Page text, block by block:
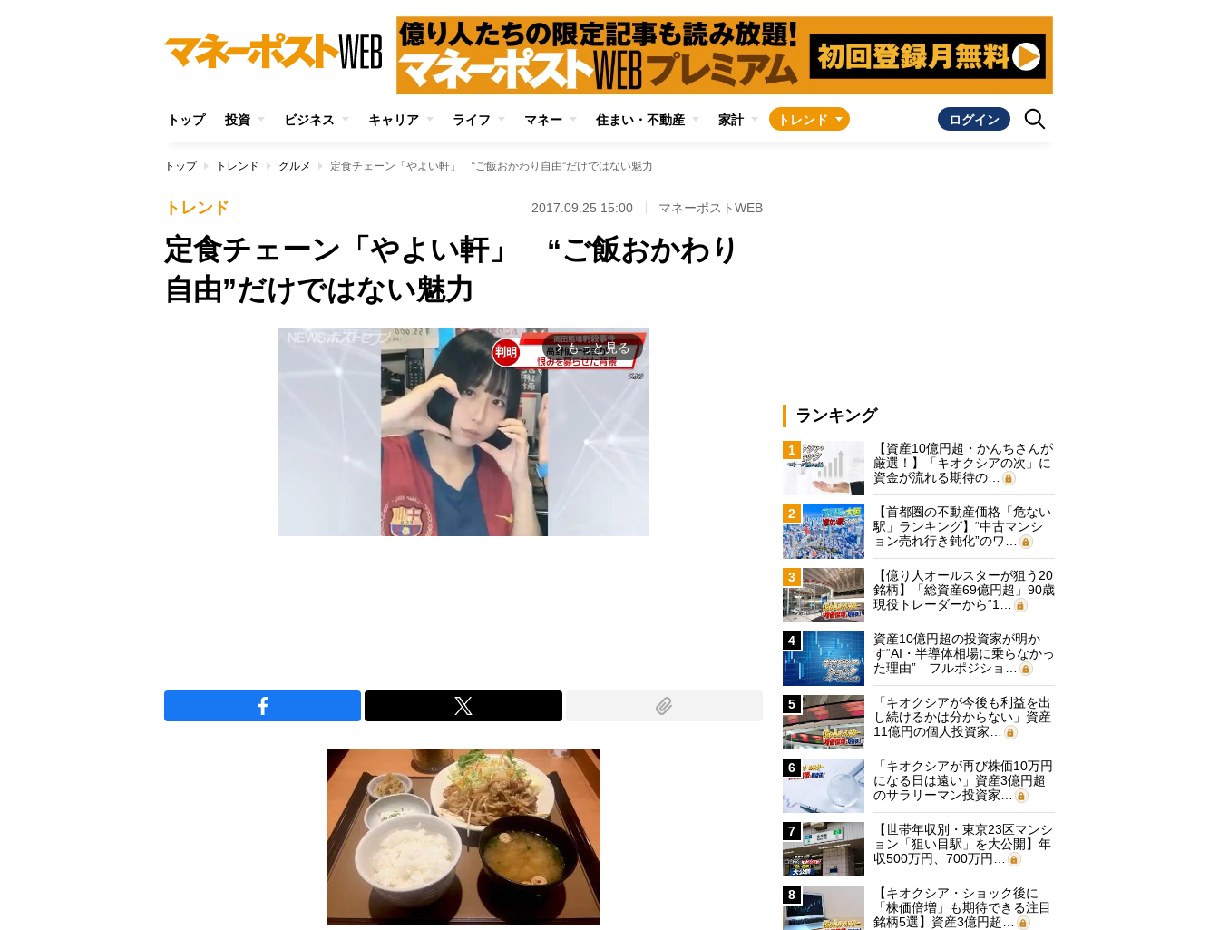
トップ 投資 ビジネス キャリア ライフ マネー 住まい・不動産 家計 トレンド ログイン
トップ トレンド グルメ 定食チェーン「やよい軒」 “ご飯おかわり自由”だけではない魅力
トレンド 2017.09.25 15:00 マネーポストWEB
定食チェーン「やよい軒」 “ご飯おかわり
自由”だけではない魅力
arrow_forward_ios もっと見る
ランキング
1
【資産10億円超・かんちさんが
厳選！】「キオクシアの次」に
資金が流れる期待の…
2
【首都圏の不動産価格「危ない
駅」ランキング】“中古マンシ
ョン売れ行き鈍化”のワ…
3
【億り人オールスターが狙う20
銘柄】「総資産69億円超」90歳
現役トレーダーから“1…
4
資産10億円超の投資家が明か
す“AI・半導体相場に乗らなかっ
た理由” フルポジショ…
5
「キオクシアが今後も利益を出
し続けるかは分からない」資産
11億円の個人投資家…
6
「キオクシアが再び株価10万円
になる日は遠い」資産3億円超
のサラリーマン投資家…
7
【世帯年収別・東京23区マンシ
ョン「狙い目駅」を大公開】年
収500万円、700万円…
8
【キオクシア・ショック後に
「株価倍増」も期待できる注目
銘柄5選】資産3億円超…